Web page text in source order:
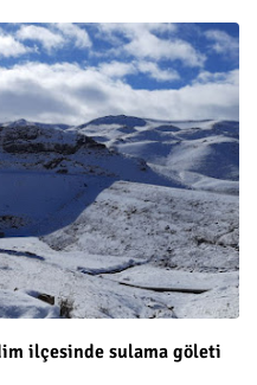
ilçesinde sulama göleti